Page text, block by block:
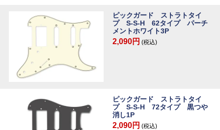
ピックガード ストラトタイ
プ S-S-H 62タイプ パーチ
メントホワイト3P
2,090円 (税込)
ピックガード ストラトタイ
プ S-S-H 72タイプ 黒つや
消し1P
2,090円 (税込)